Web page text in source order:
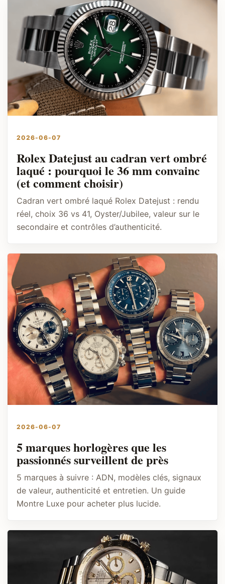
2026-06-07
Rolex Datejust au cadran vert ombré
laqué : pourquoi le 36 mm convainc
(et comment choisir)
Cadran vert ombré laqué Rolex Datejust : rendu
réel, choix 36 vs 41, Oyster/Jubilee, valeur sur le
secondaire et contrôles d’authenticité.
2026-06-07
5 marques horlogères que les
passionnés surveillent de près
5 marques à suivre : ADN, modèles clés, signaux
de valeur, authenticité et entretien. Un guide
Montre Luxe pour acheter plus lucide.